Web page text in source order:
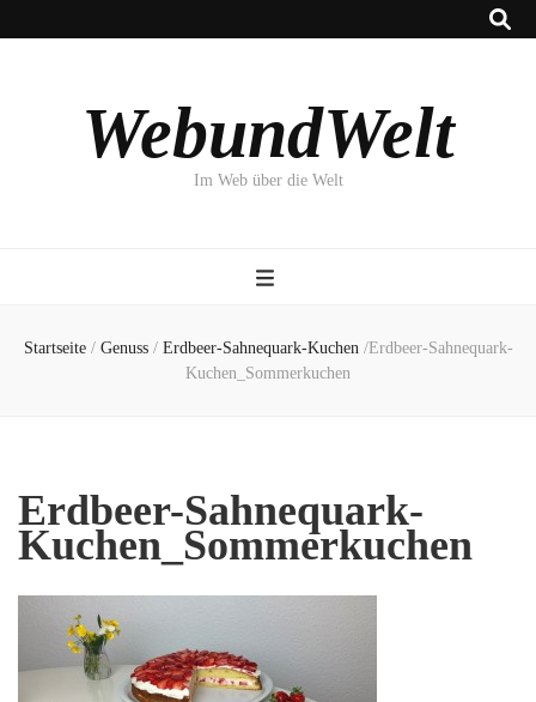
WebundWelt
Im Web über die Welt
Startseite / Genuss / Erdbeer-Sahnequark-Kuchen /Erdbeer-Sahnequark-
Kuchen_Sommerkuchen
Erdbeer-Sahnequark-
Kuchen_Sommerkuchen